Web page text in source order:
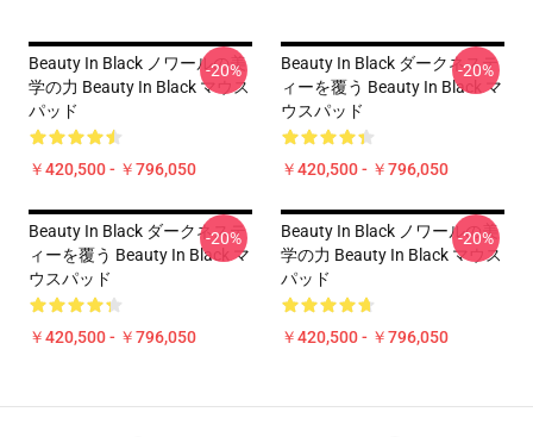
Beauty In Black ノワールの美
学の力 Beauty In Black マウス
パッド
￥420,500 - ￥796,050
-20%
Beauty In Black ダークネステ
ィーを覆う Beauty In Black マ
ウスパッド
￥420,500 - ￥796,050
-20%
Beauty In Black ダークネステ
ィーを覆う Beauty In Black マ
ウスパッド
￥420,500 - ￥796,050
-20%
Beauty In Black ノワールの美
学の力 Beauty In Black マウス
パッド
￥420,500 - ￥796,050
-20%